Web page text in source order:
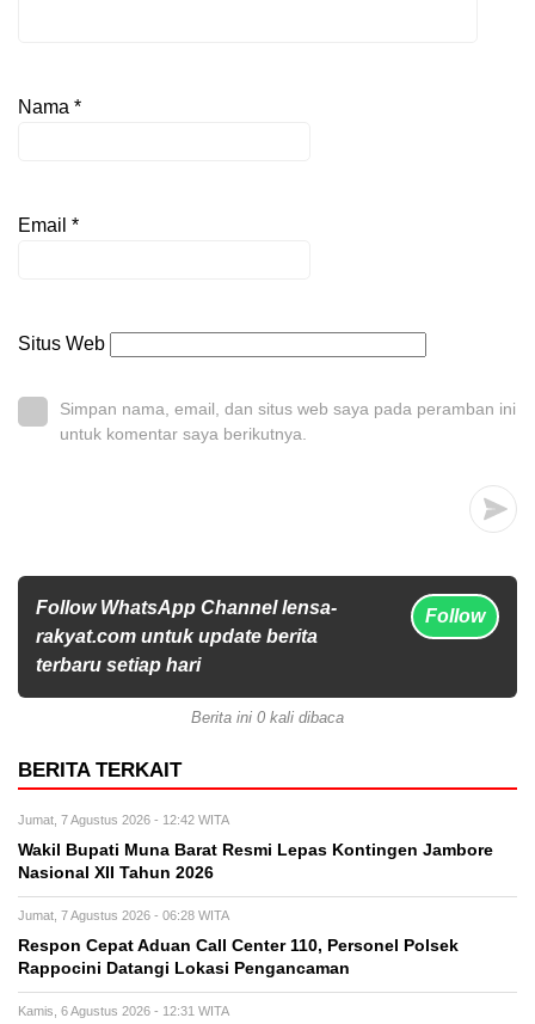
Nama *
Email *
Situs Web
Simpan nama, email, dan situs web saya pada peramban ini
untuk komentar saya berikutnya.
Follow WhatsApp Channel lensa-
rakyat.com untuk update berita
terbaru setiap hari
Follow
Berita ini 0 kali dibaca
BERITA TERKAIT
Jumat, 7 Agustus 2026 - 12:42 WITA
Wakil Bupati Muna Barat Resmi Lepas Kontingen Jambore
Nasional XII Tahun 2026
Jumat, 7 Agustus 2026 - 06:28 WITA
Respon Cepat Aduan Call Center 110, Personel Polsek
Rappocini Datangi Lokasi Pengancaman
Kamis, 6 Agustus 2026 - 12:31 WITA